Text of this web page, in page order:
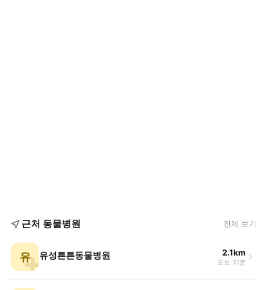
근처 동물병원 전체 보기
유 유성튼튼동물병원 2.1km
도보 31분